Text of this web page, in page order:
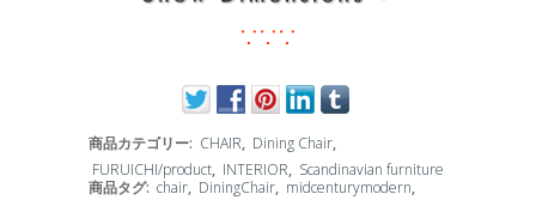
∵∵∵
商品カテゴリー: CHAIR, Dining Chair,
FURUICHI/product, INTERIOR, Scandinavian furniture
商品タグ: chair, DiningChair, midcenturymodern,